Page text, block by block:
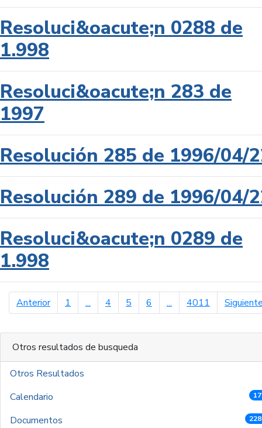
Resoluci&oacute;n 0288 de
1.998
Resoluci&oacute;n 283 de
1997
Resolución 285 de 1996/04/
Resolución 289 de 1996/04/
Resoluci&oacute;n 0289 de
1.998
Anteriorpágina anterior
1 ... 4 5 6 ... 4011
Otros resultados de busqueda
Otros Resultados
Calendario
Documentos